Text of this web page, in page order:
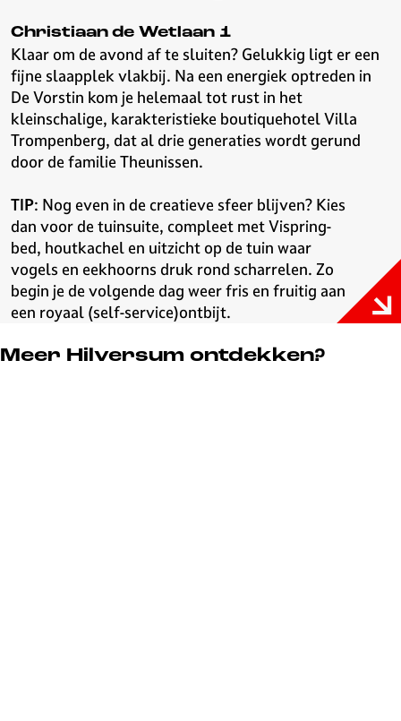
Christiaan de Wetlaan 1
Klaar om de avond af te sluiten? Gelukkig ligt er een
fijne slaapplek vlakbij. Na een energiek optreden in
De Vorstin kom je helemaal tot rust in het
kleinschalige, karakteristieke boutiquehotel Villa
Trompenberg, dat al drie generaties wordt gerund
door de familie Theunissen.
TIP: Nog even in de creatieve sfeer blijven? Kies
dan voor de tuinsuite, compleet met Vispring-
bed, houtkachel en uitzicht op de tuin waar
vogels en eekhoorns druk rond scharrelen. Zo
begin je de volgende dag weer fris en fruitig aan
een royaal (self-service)ontbijt.
Meer Hilversum ontdekken?